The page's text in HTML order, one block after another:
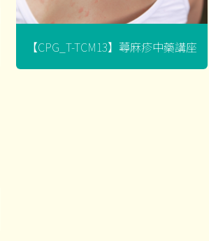
【CPG_T-TCM13】蕁麻疹中藥講座